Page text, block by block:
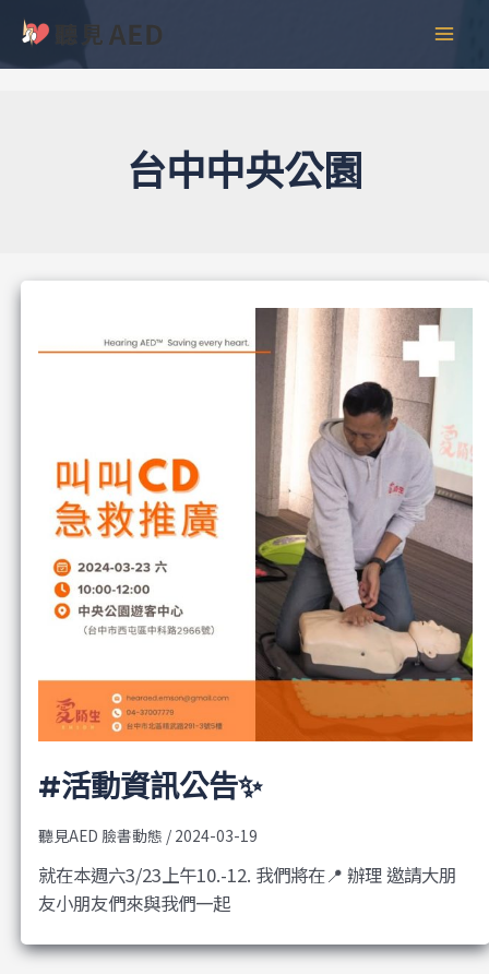
主
台中中央公園
#活動資訊公告✨
聽見AED 臉書動態 / 2024-03-19
就在本週六3/23上午10.-12. 我們將在📍 辦理 邀請大朋
友小朋友們來與我們一起
彙
整